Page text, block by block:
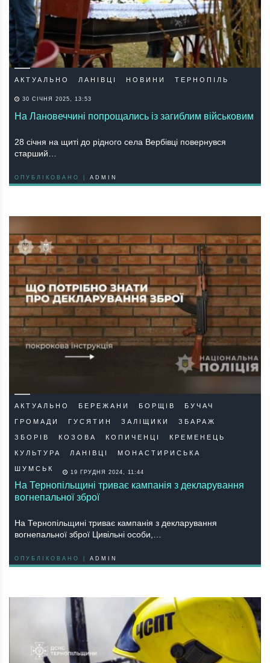
АКТУАЛЬНО ЛАНІВЦІ НОВИНИ ТЕРНОПІЛЬ
30 СІЧНЯ 2025, 13:53
На Лановеччині попрощались із загиблим військовим
28 січня на щиті до рідного села Вербівці повернувся
старший…
ОПУБЛІКОВАНО | ADMIN
АКТУАЛЬНО БЕРЕЖАНИ БОРЩІВ БУЧАЧ
ГРОМАДИ ГУСЯТИН ЗАЛІЩИКИ ЗБАРАЖ
ЗБОРІВ КОЗОВА КОПИЧЕНЦІ КРЕМЕНЕЦЬ
КУЛЬТУРА ЛАНІВЦІ МОНАСТИРИСЬКА
ШУМСЬК 19 ГРУДНЯ 2024, 11:44
На Тернопільщині триває кампанія з декларування
вогнепальної зброї
На Тернопільщині триває кампанія з декларування
вогнепальної зброї Цивільні особи,…
ОПУБЛІКОВАНО | ADMIN